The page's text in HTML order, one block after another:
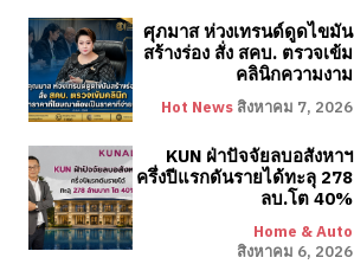
ศุภมาส ห่วงเทรนด์ดูดไขมัน
สร้างร่อง สั่ง สคบ. ตรวจเข้ม
คลินิกความงาม
Hot News สิงหาคม 7, 2026
KUN ฝ่าปัจจัยลบอสังหาฯ
ครึ่งปีแรกดันรายได้ทะลุ 278
ลบ.โต 40%
Home & Auto
สิงหาคม 6, 2026